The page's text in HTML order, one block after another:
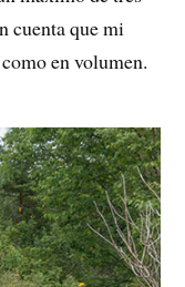
cuenta que mi
en volumen.